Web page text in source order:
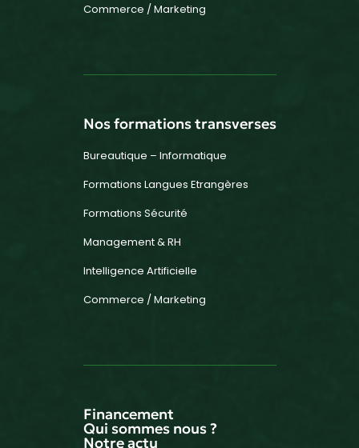
Commerce / Marketing
Nos formations transverses
Bureautique – Informatique
Formations Langues Etrangères
Formations Sécurité
Management & RH
Intelligence Artificielle
Commerce / Marketing
Financement
Qui sommes nous ?
Notre actu